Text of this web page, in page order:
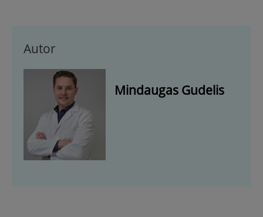
Autor
Mindaugas Gudelis